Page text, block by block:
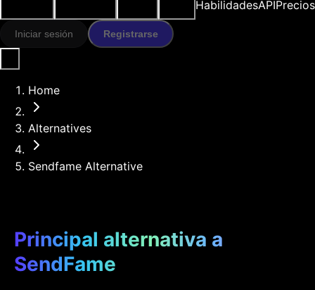
HabilidadesAPIPrecios
Iniciar sesión Registrarse
Home
Alternatives
Sendfame Alternative
Principal alternativa a
SendFame